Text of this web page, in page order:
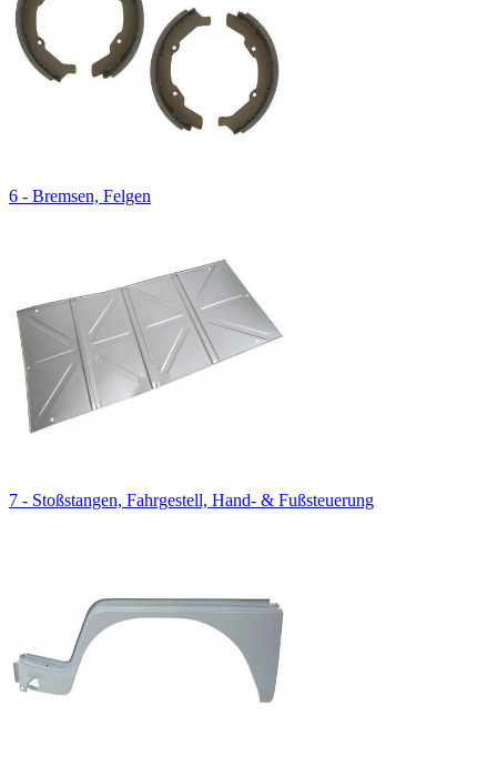
6 - Bremsen, Felgen
7 - Stoßstangen, Fahrgestell, Hand- & Fußsteuerung